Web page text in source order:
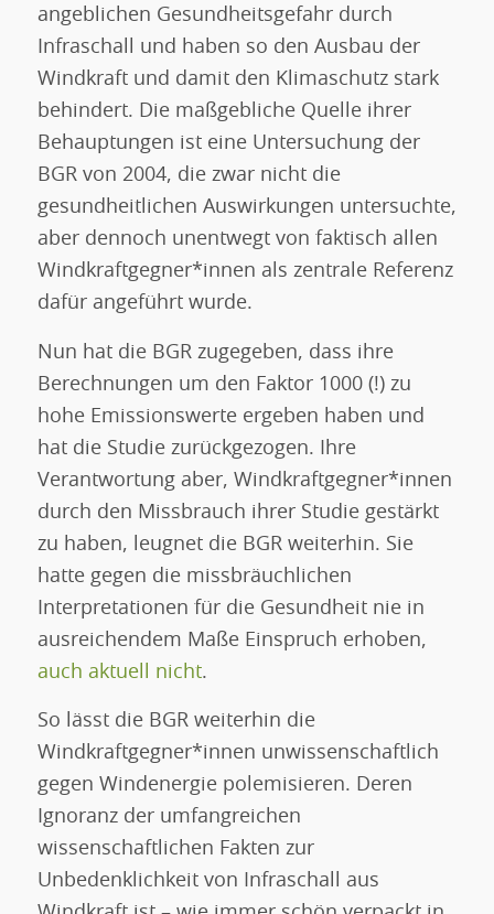
angeblichen Gesundheitsgefahr durch
Infraschall und haben so den Ausbau der
Windkraft und damit den Klimaschutz stark
behindert. Die maßgebliche Quelle ihrer
Behauptungen ist eine Untersuchung der
BGR von 2004, die zwar nicht die
gesundheitlichen Auswirkungen untersuchte,
aber dennoch unentwegt von faktisch allen
Windkraftgegner*innen als zentrale Referenz
dafür angeführt wurde.
Nun hat die BGR zugegeben, dass ihre
Berechnungen um den Faktor 1000 (!) zu
hohe Emissionswerte ergeben haben und
hat die Studie zurückgezogen. Ihre
Verantwortung aber, Windkraftgegner*innen
durch den Missbrauch ihrer Studie gestärkt
zu haben, leugnet die BGR weiterhin. Sie
hatte gegen die missbräuchlichen
Interpretationen für die Gesundheit nie in
ausreichendem Maße Einspruch erhoben,
auch aktuell nicht.
So lässt die BGR weiterhin die
Windkraftgegner*innen unwissenschaftlich
gegen Windenergie polemisieren. Deren
Ignoranz der umfangreichen
wissenschaftlichen Fakten zur
Unbedenklichkeit von Infraschall aus